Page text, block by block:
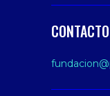
Big
Butt
sex
From
Step
CONTACTO